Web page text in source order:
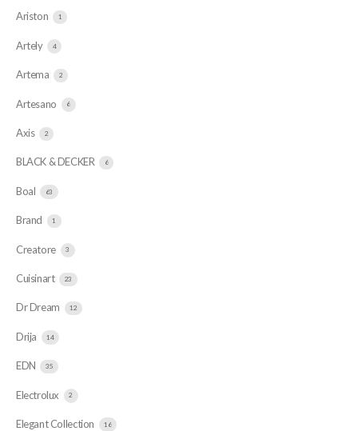
Ariston 1
Artely 4
Artema 2
Artesano 6
Axis 2
BLACK & DECKER 6
Boal 63
Brand 1
Creatore 3
Cuisinart 23
Dr Dream 12
Drija 14
EDN 35
Electrolux 2
Elegant Collection 16